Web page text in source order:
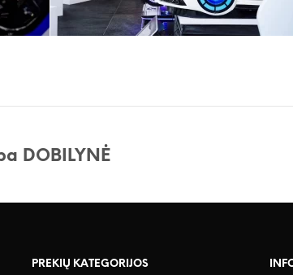
DOBILYNĖ
PREKIŲ KATEGORIJOS